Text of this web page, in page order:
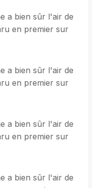
a bien sûr l'air de
en premier sur
a bien sûr l'air de
en premier sur
a bien sûr l'air de
en premier sur
a bien sûr l'air de